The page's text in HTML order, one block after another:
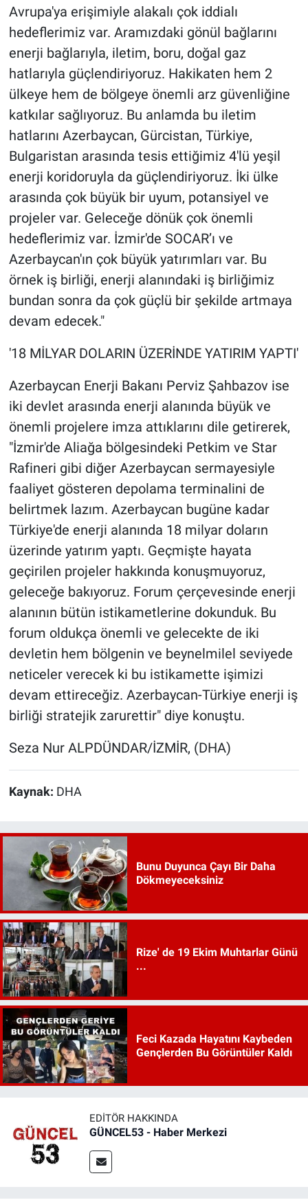
Avrupa'ya erişimiyle alakalı çok iddialı
hedeflerimiz var. Aramızdaki gönül bağlarını
enerji bağlarıyla, iletim, boru, doğal gaz
hatlarıyla güçlendiriyoruz. Hakikaten hem 2
ülkeye hem de bölgeye önemli arz güvenliğine
katkılar sağlıyoruz. Bu anlamda bu iletim
hatlarını Azerbaycan, Gürcistan, Türkiye,
Bulgaristan arasında tesis ettiğimiz 4'lü yeşil
enerji koridoruyla da güçlendiriyoruz. İki ülke
arasında çok büyük bir uyum, potansiyel ve
projeler var. Geleceğe dönük çok önemli
hedeflerimiz var. İzmir'de SOCAR’ı ve
Azerbaycan'ın çok büyük yatırımları var. Bu
örnek iş birliği, enerji alanındaki iş birliğimiz
bundan sonra da çok güçlü bir şekilde artmaya
devam edecek."
'18 MİLYAR DOLARIN ÜZERİNDE YATIRIM YAPTI'
Azerbaycan Enerji Bakanı Perviz Şahbazov ise
iki devlet arasında enerji alanında büyük ve
önemli projelere imza attıklarını dile getirerek,
"İzmir'de Aliağa bölgesindeki Petkim ve Star
Rafineri gibi diğer Azerbaycan sermayesiyle
faaliyet gösteren depolama terminalini de
belirtmek lazım. Azerbaycan bugüne kadar
Türkiye'de enerji alanında 18 milyar doların
üzerinde yatırım yaptı. Geçmişte hayata
geçirilen projeler hakkında konuşmuyoruz,
geleceğe bakıyoruz. Forum çerçevesinde enerji
alanının bütün istikametlerine dokunduk. Bu
forum oldukça önemli ve gelecekte de iki
devletin hem bölgenin ve beynelmilel seviyede
neticeler verecek ki bu istikamette işimizi
devam ettireceğiz. Azerbaycan-Türkiye enerji iş
birliği stratejik zarurettir" diye konuştu.
Seza Nur ALPDÜNDAR/İZMİR, (DHA)
Kaynak: DHA
Bunu Duyunca Çayı Bir Daha
Dökmeyeceksiniz
Rize' de 19 Ekim Muhtarlar Günü
...
Feci Kazada Hayatını Kaybeden
Gençlerden Bu Görüntüler Kaldı
EDITÖR HAKKINDA
GÜNCEL53 - Haber Merkezi